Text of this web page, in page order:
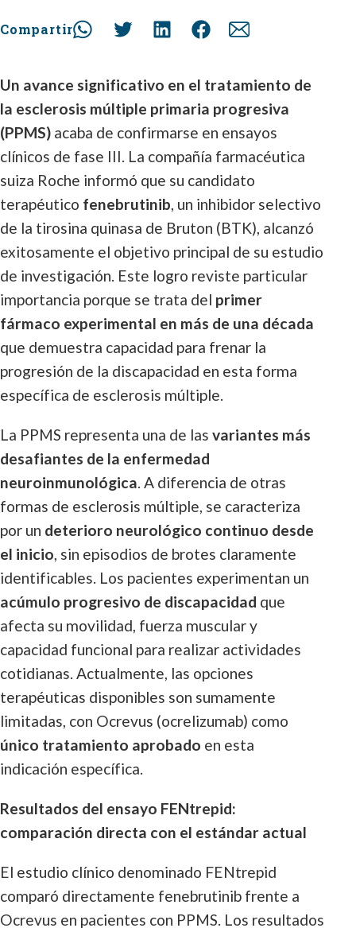
Compartir
Un avance significativo en el tratamiento de
la esclerosis múltiple primaria progresiva
(PPMS) acaba de confirmarse en ensayos
clínicos de fase III. La compañía farmacéutica
suiza Roche informó que su candidato
terapéutico fenebrutinib, un inhibidor selectivo
de la tirosina quinasa de Bruton (BTK), alcanzó
exitosamente el objetivo principal de su estudio
de investigación. Este logro reviste particular
importancia porque se trata del primer
fármaco experimental en más de una década
que demuestra capacidad para frenar la
progresión de la discapacidad en esta forma
específica de esclerosis múltiple.
La PPMS representa una de las variantes más
desafiantes de la enfermedad
neuroinmunológica. A diferencia de otras
formas de esclerosis múltiple, se caracteriza
por un deterioro neurológico continuo desde
el inicio, sin episodios de brotes claramente
identificables. Los pacientes experimentan un
acúmulo progresivo de discapacidad que
afecta su movilidad, fuerza muscular y
capacidad funcional para realizar actividades
cotidianas. Actualmente, las opciones
terapéuticas disponibles son sumamente
limitadas, con Ocrevus (ocrelizumab) como
único tratamiento aprobado en esta
indicación específica.
Resultados del ensayo FENtrepid:
comparación directa con el estándar actual
El estudio clínico denominado FENtrepid
comparó directamente fenebrutinib frente a
Ocrevus en pacientes con PPMS. Los resultados